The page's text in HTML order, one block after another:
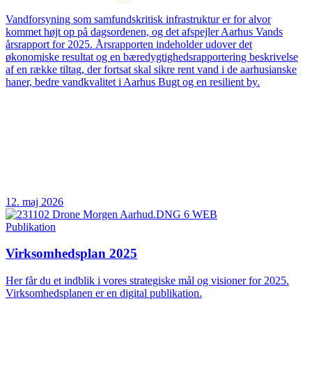
Vandforsyning som samfundskritisk infrastruktur er for alvor
kommet højt op på dagsordenen, og det afspejler Aarhus Vands
årsrapport for 2025. Årsrapporten indeholder udover det
økonomiske resultat og en bæredygtighedsrapportering beskrivelse
af en række tiltag, der fortsat skal sikre rent vand i de aarhusianske
haner, bedre vandkvalitet i Aarhus Bugt og en resilient by.
12. maj 2026
Publikation
Virksomhedsplan 2025
Her får du et indblik i vores strategiske mål og visioner for 2025.
Virksomhedsplanen er en digital publikation.